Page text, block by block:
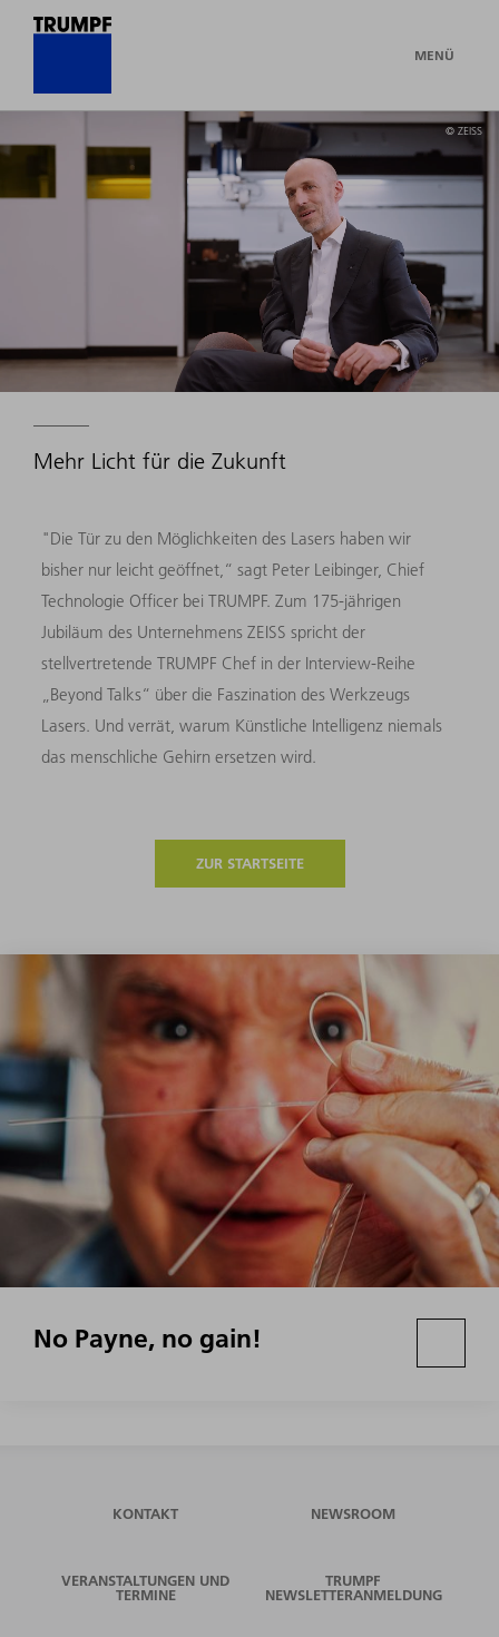
MENÜ
© ZEISS
Mehr Licht für die Zukunft
"Die Tür zu den Möglichkeiten des Lasers haben wir
bisher nur leicht geöffnet,“ sagt Peter Leibinger, Chief
Technologie Officer bei TRUMPF. Zum 175-jährigen
Jubiläum des Unternehmens ZEISS spricht der
stellvertretende TRUMPF Chef in der Interview-Reihe
„Beyond Talks“ über die Faszination des Werkzeugs
Lasers. Und verrät, warum Künstliche Intelligenz niemals
das menschliche Gehirn ersetzen wird.
ZUR STARTSEITE
No Payne, no gain!
KONTAKT NEWSROOM
VERANSTALTUNGEN UND
TERMINE
TRUMPF
NEWSLETTERANMELDUNG